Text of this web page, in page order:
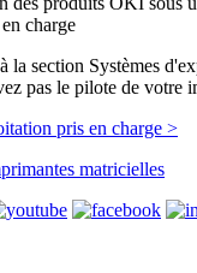
charge
la section Systèmes
pas le pilote de votre
pris en charge >
matricielles